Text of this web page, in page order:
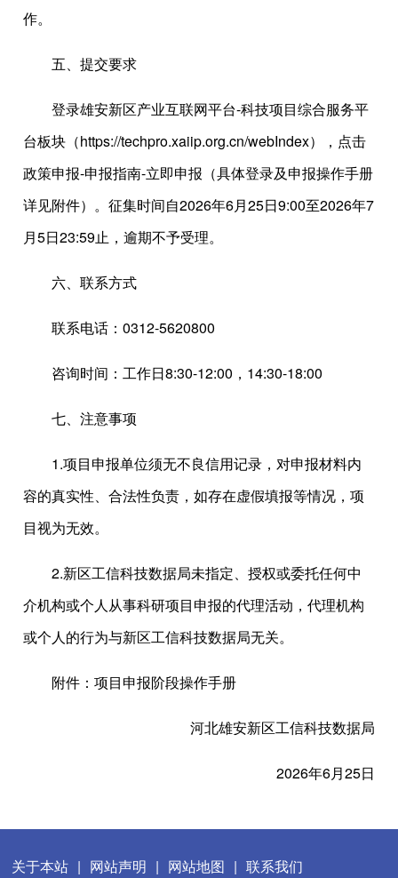
作。
五、提交要求
登录雄安新区产业互联网平台-科技项目综合服务平
台板块（https://techpro.xaiip.org.cn/webIndex），点击
政策申报-申报指南-立即申报（具体登录及申报操作手册
详见附件）。征集时间自2026年6月25日9:00至2026年7
月5日23:59止，逾期不予受理。
六、联系方式
联系电话：0312-5620800
咨询时间：工作日8:30-12:00，14:30-18:00
七、注意事项
1.项目申报单位须无不良信用记录，对申报材料内
容的真实性、合法性负责，如存在虚假填报等情况，项
目视为无效。
2.新区工信科技数据局未指定、授权或委托任何中
介机构或个人从事科研项目申报的代理活动，代理机构
或个人的行为与新区工信科技数据局无关。
附件：项目申报阶段操作手册
河北雄安新区工信科技数据局
2026年6月25日
关于本站 | 网站声明 | 网站地图 | 联系我们